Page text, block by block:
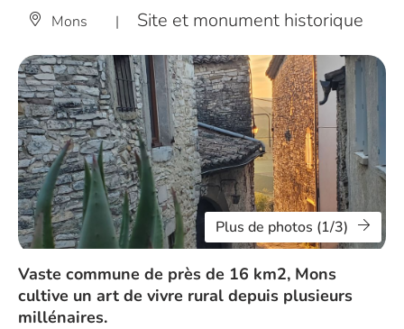
Mons | Site et monument historique
Plus de photos (1/3)
Vaste commune de près de 16 km2, Mons
cultive un art de vivre rural depuis plusieurs
millénaires.